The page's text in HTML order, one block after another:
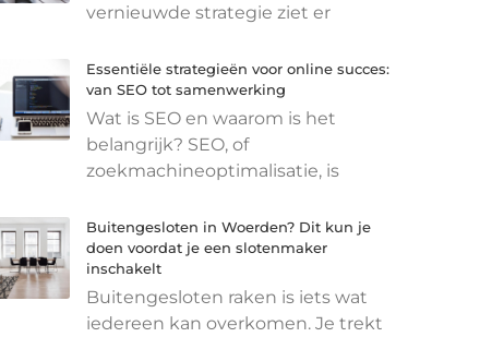
vernieuwde strategie ziet er
Essentiële strategieën voor online succes:
van SEO tot samenwerking
Wat is SEO en waarom is het
belangrijk? SEO, of
zoekmachineoptimalisatie, is
Buitengesloten in Woerden? Dit kun je
doen voordat je een slotenmaker
inschakelt
Buitengesloten raken is iets wat
iedereen kan overkomen. Je trekt